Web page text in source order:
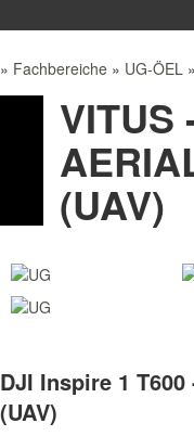
» Fachbereiche » UG-ÖEL »
VITUS
(UAV)
DJI Inspire 1
(UAV)